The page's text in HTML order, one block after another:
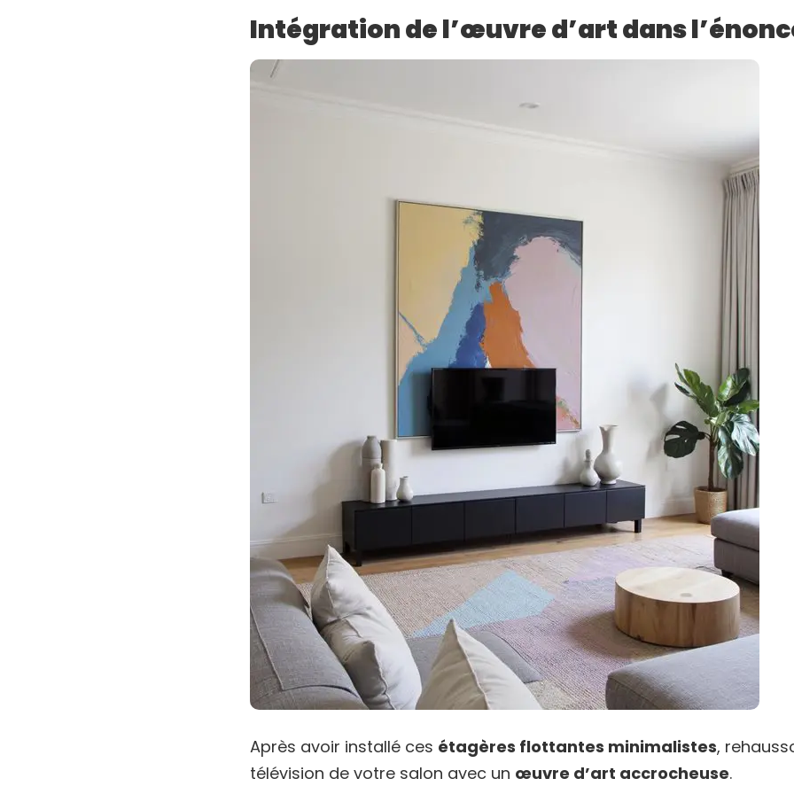
Intégration de l’œuvre d’art dans
Après avoir installé ces étagères flottantes minimalistes,
télévision de votre salon avec un œuvre d’art accrocheuse.